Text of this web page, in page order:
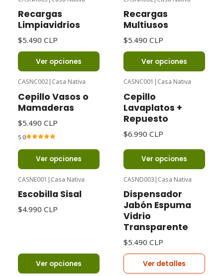
Recargas
Limpiavidrios
$5.490 CLP
Ver opciones
Recargas
Multiusos
$5.490 CLP
Ver opciones
CASNC002| Casa Nativa
Cepillo Vasos o
Mamaderas
$5.490 CLP
5.0
Ver opciones
CASNC001 | Casa Nativa
Cepillo
Lavaplatos +
Repuesto
$6.990 CLP
Ver opciones
CASNE001 | Casa Nativa
Escobilla Sisal
$4.990 CLP
Ver opciones
CASND003 | Casa Nativa
Dispensador
Jabón Espuma
Vidrio
Transparente
$5.490 CLP
Ver detalles